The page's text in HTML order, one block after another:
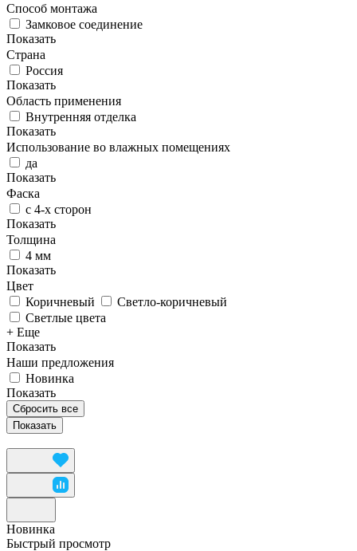
Способ монтажа
Замковое соединение
Показать
Страна
Россия
Показать
Область применения
Внутренняя отделка
Показать
Использование во влажных помещениях
да
Показать
Фаска
с 4-х сторон
Показать
Толщина
4 мм
Показать
Цвет
Коричневый
Светло-коричневый
Светлые цвета
+ Еще
Показать
Наши предложения
Новинка
Показать
Сбросить все
Новинка
Быстрый просмотр